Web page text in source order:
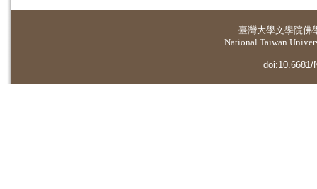
臺灣大學文學院佛
National Taiwan
doi:10.6681/